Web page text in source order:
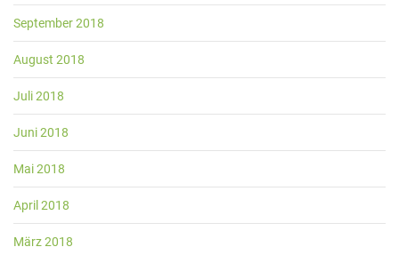
September 2018
August 2018
Juli 2018
Juni 2018
Mai 2018
April 2018
März 2018